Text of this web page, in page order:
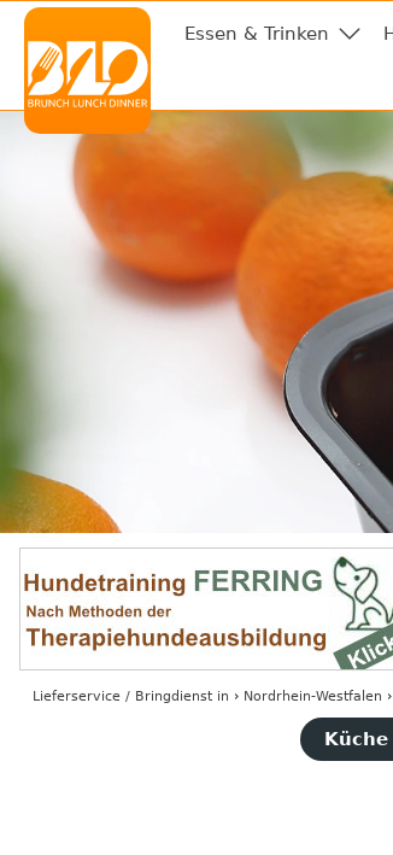
Essen & Trinken
Lieferservice / Bringdienstin › Nordrhein-Westfalen ›